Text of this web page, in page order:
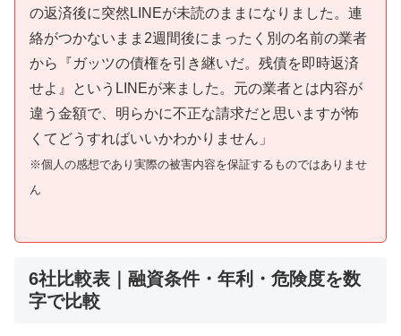
の返済後に突然LINEが未読のままになりました。連
絡がつかないまま2週間後にまったく別の名前の業者
から『ガッツの債権を引き継いだ。残債を即時返済
せよ』というLINEが来ました。元の業者とは内容が
違う金額で、明らかに不正な請求だと思いますが怖
くてどうすればいいかわかりません」
※個人の感想であり実際の被害内容を保証するものではありませ
ん
6社比較表｜融資条件・年利・危険度を数
字で比較